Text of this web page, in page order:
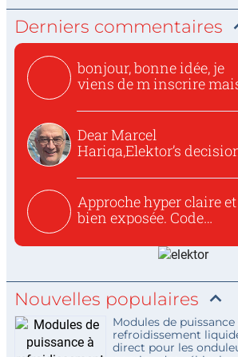
Derniers commentaires
bonjour, bonne idée, je
viens de m inscrire
Dear Marcel
Hariga,Elektor’s
Approche hyper claire et
bien exposée. Code
Nouvelles populaires
Modules de puissance
refroidissement
direct pour les